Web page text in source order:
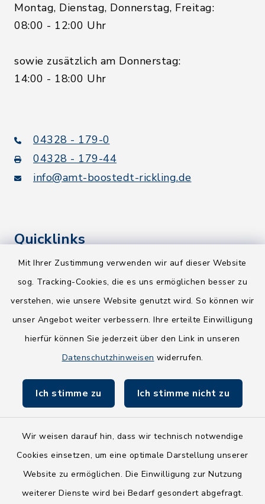
Mit Ihrer Zustimmung verwenden wir auf dieser Website
sog. Tracking-Cookies, die es uns ermöglichen besser zu
verstehen, wie unsere Website genutzt wird. So können wir
unser Angebot weiter verbessern. Ihre erteilte Einwilligung
hierfür können Sie jederzeit über den Link in unseren
Datenschutzhinweisen widerrufen.
Ich stimme zu Ich stimme nicht zu
Wir weisen darauf hin, dass wir technisch notwendige
Cookies einsetzen, um eine optimale Darstellung unserer
Website zu ermöglichen. Die Einwilligung zur Nutzung
weiterer Dienste wird bei Bedarf gesondert abgefragt.
Montag, Dienstag, Donnerstag, Freitag:
08:00 - 12:00 Uhr
sowie zusätzlich am Donnerstag:
14:00 - 18:00 Uhr
04328 - 179-0
04328 - 179-44
info@amt-boostedt-rickling.de
Quicklinks
Kreis Segeberg
NEU! Amtsbroschüre 2026
Holsteiner Auenland
Fundbüro